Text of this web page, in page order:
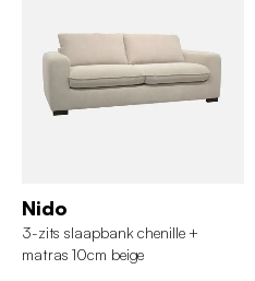
Nido
3-zits slaapbank chenille +
matras 10cm beige